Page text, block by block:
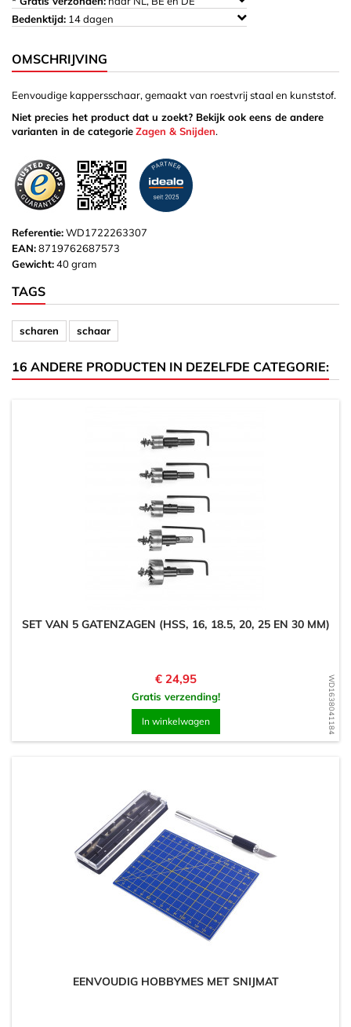
Bedenktijd: 14 dagen
OMSCHRIJVING
Eenvoudige kappersschaar, gemaakt van roestvrij staal en kunststof.
Niet precies het product dat u zoekt? Bekijk ook eens de andere
varianten in de categorieZagen & Snijden.
Referentie:WD1722263307
EAN:8719762687573
Gewicht:40 gram
TAGS
scharen schaar
16 ANDERE PRODUCTEN IN DEZELFDE CATEGORIE:
WD1638041184
SET VAN 5 GATENZAGEN (HSS, 16, 18.5, 20, 25 EN 30 MM)
Prijs
€ 24,95
Gratis verzending!
In winkelwagen
EENVOUDIG HOBBYMES MET SNIJMAT